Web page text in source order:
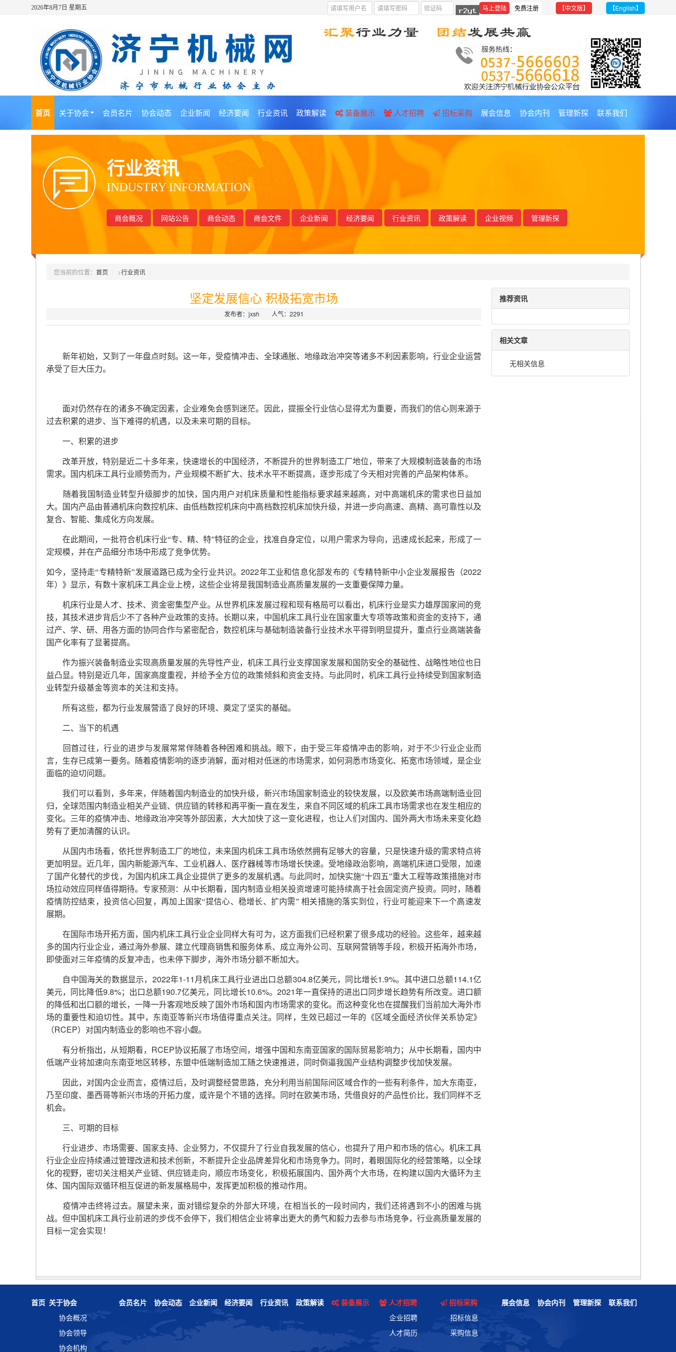
【中文版】 【English】
2026年8月7日 星期五
首页 关于协会 会员名片 协会动态 企业新闻 经济要闻 行业资讯 政策解读 装备展示 人才招聘 招标采购 展会信息 协会内刊 管理新探 联系我们
行业资讯
INDUSTRY INFORMATION
商会概况 网站公告 商会动态 商会文件 企业新闻 经济要闻 行业资讯 政策解读 企业视频 管理新探
您当前的位置： 首页 >行业资讯
坚定发展信心 积极拓宽市场
发布者：jxsh 人气： 2291
新年初始，又到了一年盘点时刻。这一年，受疫情冲击、全球通胀、地缘政治冲突等诸多不利因素影响，行业企业运营
承受了巨大压力。
面对仍然存在的诸多不确定因素，企业难免会感到迷茫。因此，提振全行业信心显得尤为重要，而我们的信心则来源于
过去积累的进步、当下难得的机遇，以及未来可期的目标。
一、积累的进步
改革开放，特别是近二十多年来，快速增长的中国经济，不断提升的世界制造工厂地位，带来了大规模制造装备的市场
需求。国内机床工具行业顺势而为，产业规模不断扩大、技术水平不断提高，逐步形成了今天相对完善的产品架构体系。
随着我国制造业转型升级脚步的加快，国内用户对机床质量和性能指标要求越来越高，对中高端机床的需求也日益加
大。国内产品由普通机床向数控机床、由低档数控机床向中高档数控机床加快升级，并进一步向高速、高精、高可靠性以及
复合、智能、集成化方向发展。
在此期间，一批符合机床行业“专、精、特”特征的企业，找准自身定位，以用户需求为导向，迅速成长起来，形成了一
定规模，并在产品细分市场中形成了竞争优势。
如今，坚持走“专精特新”发展道路已成为全行业共识。2022年工业和信息化部发布的《专精特新中小企业发展报告（2022
年）》显示，有数十家机床工具企业上榜，这些企业将是我国制造业高质量发展的一支重要保障力量。
机床行业是人才、技术、资金密集型产业。从世界机床发展过程和现有格局可以看出，机床行业是实力雄厚国家间的竞
技，其技术进步背后少不了各种产业政策的支持。长期以来，中国机床工具行业在国家重大专项等政策和资金的支持下，通
过产、学、研、用各方面的协同合作与紧密配合，数控机床与基础制造装备行业技术水平得到明显提升，重点行业高端装备
国产化率有了显著提高。
作为振兴装备制造业实现高质量发展的先导性产业，机床工具行业支撑国家发展和国防安全的基础性、战略性地位也日
益凸显。特别是近几年，国家高度重视，并给予全方位的政策倾斜和资金支持。与此同时，机床工具行业持续受到国家制造
业转型升级基金等资本的关注和支持。
所有这些，都为行业发展营造了良好的环境、奠定了坚实的基础。
二、当下的机遇
回首过往，行业的进步与发展常常伴随着各种困难和挑战。眼下，由于受三年疫情冲击的影响，对于不少行业企业而
言，生存已成第一要务。随着疫情影响的逐步消解，面对相对低迷的市场需求，如何洞悉市场变化、拓宽市场领域，是企业
面临的迫切问题。
我们可以看到，多年来，伴随着国内制造业的加快升级，新兴市场国家制造业的较快发展，以及欧美市场高端制造业回
归，全球范围内制造业相关产业链、供应链的转移和再平衡一直在发生，来自不同区域的机床工具市场需求也在发生相应的
变化。三年的疫情冲击、地缘政治冲突等外部因素，大大加快了这一变化进程，也让人们对国内、国外两大市场未来变化趋
势有了更加清醒的认识。
从国内市场看，依托世界制造工厂的地位，未来国内机床工具市场依然拥有足够大的容量，只是快速升级的需求特点将
更加明显。近几年，国内新能源汽车、工业机器人、医疗器械等市场增长快速。受地缘政治影响，高端机床进口受限，加速
了国产化替代的步伐，为国内机床工具企业提供了更多的发展机遇。与此同时，加快实施“十四五”重大工程等政策措施对市
场拉动效应同样值得期待。专家预测：从中长期看，国内制造业相关投资增速可能持续高于社会固定资产投资。同时，随着
疫情防控结束，投资信心回复，再加上国家“提信心、稳增长、扩内需” 相关措施的落实到位，行业可能迎来下一个高速发
展期。
在国际市场开拓方面，国内机床工具行业企业同样大有可为，这方面我们已经积累了很多成功的经验。这些年，越来越
多的国内行业企业，通过海外参展、建立代理商销售和服务体系、成立海外公司、互联网营销等手段，积极开拓海外市场，
即使面对三年疫情的反复冲击，也未停下脚步，海外市场分额不断加大。
自中国海关的数据显示， 2022年1-11 月机床工具行业进出口总额304.8亿美元，同比增长1.9%。其中进口总额114.1亿
美元，同比降低9.8%；出口总额190.7亿美元，同比增长10.6%。2021年一直保持的进出口同步增长趋势有所改变。进口额
的降低和出口额的增长，一降一升客观地反映了国外市场和国内市场需求的变化。而这种变化也在提醒我们当前加大海外市
场的重要性和迫切性。其中，东南亚等新兴市场值得重点关注。同样，生效已超过一年的《区域全面经济伙伴关系协定》
（RCEP）对国内制造业的影响也不容小觑。
有分析指出，从短期看， RCEP协议拓展了市场空间，增强中国和东南亚国家的国际贸易影响力；从中长期看，国内中
低端产业将加速向东南亚地区转移，东盟中低端制造加工随之快速推进，同时倒逼我国产业结构调整步伐加快发展。
因此，对国内企业而言，疫情过后，及时调整经营思路，充分利用当前国际间区域合作的一些有利条件，加大东南亚，
乃至印度、墨西哥等新兴市场的开拓力度，或许是个不错的选择。同时在欧美市场，凭借良好的产品性价比，我们同样不乏
机会。
三、可期的目标
行业进步、市场需要、国家支持、企业努力，不仅提升了行业自我发展的信心，也提升了用户和市场的信心。机床工具
行业企业应持续通过管理改进和技术创新，不断提升企业品牌差异化和市场竞争力。同时，着眼国际化的经营策略，以全球
化的视野，密切关注相关产业链、供应链走向，顺应市场变化，积极拓展国内、国外两个大市场，在构建以国内大循环为主
体、国内国际双循环相互促进的新发展格局中，发挥更加积极的推动作用。
疫情冲击终将过去。展望未来，面对错综复杂的外部大环境，在相当长的一段时间内，我们还将遇到不小的困难与挑
战。但中国机床工具行业前进的步伐不会停下，我们相信企业将拿出更大的勇气和毅力去参与市场竞争，行业高质量发展的
目标一定会实现！
推荐资讯
相关文章
无相关信息
首页 关于协会
协会概况
协会领导
协会机构
会员名片 协会动态 企业新闻 经济要闻 行业资讯 政策解读 装备展示
人才招聘
企业招聘
人才简历
招标采购
招标信息
采购信息
展会信息 协会内刊 管理新探 联系我们